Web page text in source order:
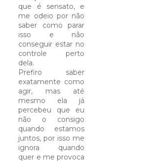
que é sensato, e
me odeio por não
saber como parar
isso e não
conseguir estar no
controle perto
dela.
Prefiro saber
exatamente como
agir, mas até
mesmo ela já
percebeu que eu
não o consigo
quando estamos
juntos, por isso me
ignora quando
quer e me provoca